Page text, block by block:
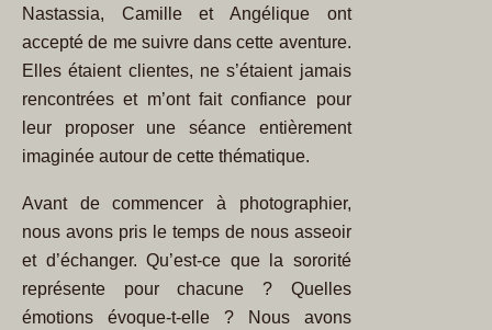
Nastassia, Camille et Angélique ont
accepté de me suivre dans cette aventure.
Elles étaient clientes, ne s’étaient jamais
rencontrées et m’ont fait confiance pour
leur proposer une séance entièrement
imaginée autour de cette thématique.
Avant de commencer à photographier,
nous avons pris le temps de nous asseoir
et d’échanger. Qu’est-ce que la sororité
représente pour chacune ? Quelles
émotions évoque-t-elle ? Nous avons